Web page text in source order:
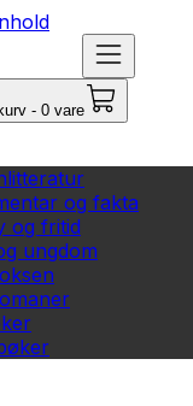
- 0 vare
og fakta
og fritid
ungdom